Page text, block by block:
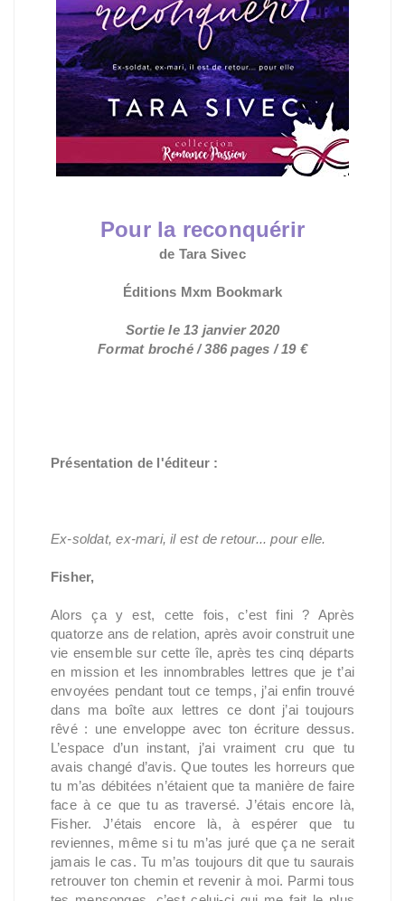
Pour la reconquérir
de Tara Sivec
Éditions Mxm Bookmark
Sortie le 13 janvier 2020
Format broché / 386 pages / 19 €
Présentation de l'éditeur :
Ex-soldat, ex-mari, il est de retour... pour elle.
Fisher,
Alors ça y est, cette fois, c’est fini ? Après
quatorze ans de relation, après avoir construit une
vie ensemble sur cette île, après tes cinq départs
en mission et les innombrables lettres que je t’ai
envoyées pendant tout ce temps, j’ai enfin trouvé
dans ma boîte aux lettres ce dont j’ai toujours
rêvé : une enveloppe avec ton écriture dessus.
L’espace d’un instant, j’ai vraiment cru que tu
avais changé d’avis. Que toutes les horreurs que
tu m’as débitées n’étaient que ta manière de faire
face à ce que tu as traversé. J’étais encore là,
Fisher. J’étais encore là, à espérer que tu
reviennes, même si tu m’as juré que ça ne serait
jamais le cas. Tu m’as toujours dit que tu saurais
retrouver ton chemin et revenir à moi. Parmi tous